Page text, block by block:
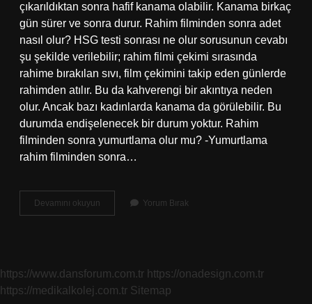
çıkarıldıktan sonra hafif kanama olabilir. Kanama birkaç
gün sürer ve sonra durur. Rahim filminden sonra adet
nasıl olur? HSG testi sonrası ne olur sorusunun cevabı
şu şekilde verilebilir; rahim filmi çekimi sırasında
rahime bırakılan sıvı, film çekimini takip eden günlerde
rahimden atılır. Bu da kahverengi bir akıntıya neden
olur. Ancak bazı kadınlarda kanama da görülebilir. Bu
durumda endişelenecek bir durum yoktur. Rahim
filminden sonra yumurtlama olur mu? -Yumurtlama
rahim filminden sonra…
Devamını okuyun
Filminden
Yorum Bırak
https://www.dansforum.com.tr https://onadesign.com.tr
https://medikalkolej.com.tr Sitemap